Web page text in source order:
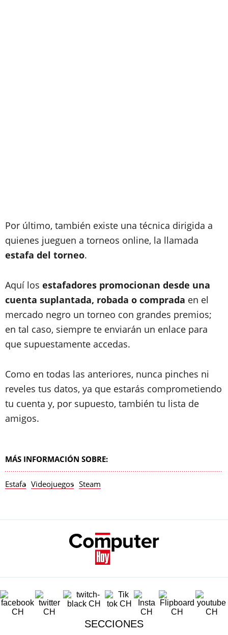
Por último, también existe una técnica dirigida a
quienes jueguen a torneos online, la llamada
estafa del torneo.
Aquí los estafadores promocionan desde una
cuenta suplantada, robada o comprada en el
mercado negro un torneo con grandes premios;
en tal caso, siempre te enviarán un enlace para
que supuestamente accedas.
Como en todas las anteriores, nunca pinches ni
reveles tus datos, ya que estarás comprometiendo
tu cuenta y, por supuesto, también tu lista de
amigos.
MÁS INFORMACIÓN SOBRE:
Estafa Videojuegos Steam
SECCIONES